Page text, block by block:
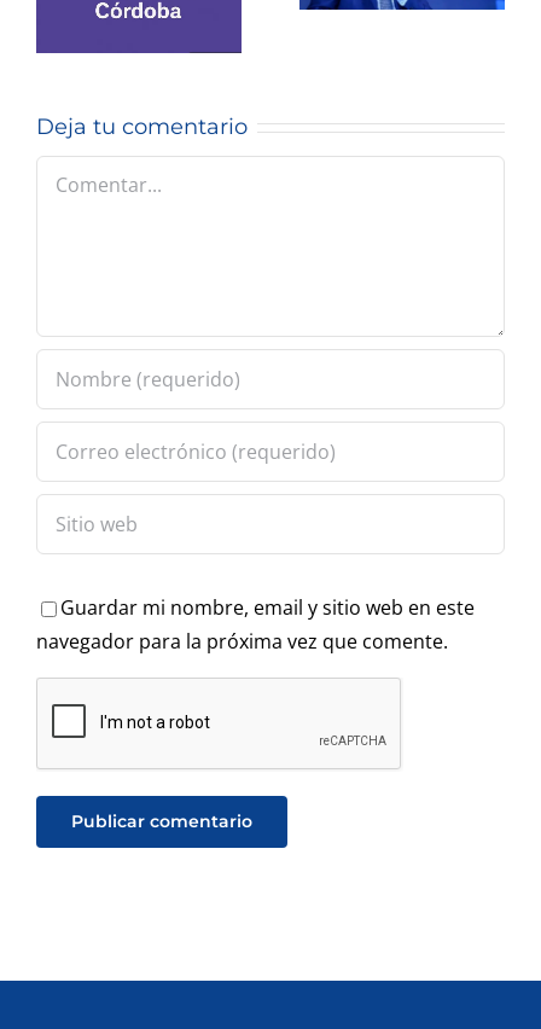
– Agosto
2025.
es ahora,
Excel.
Deja tu comentario
Comentar
Guardar mi nombre, email y sitio web en este
navegador para la próxima vez que comente.